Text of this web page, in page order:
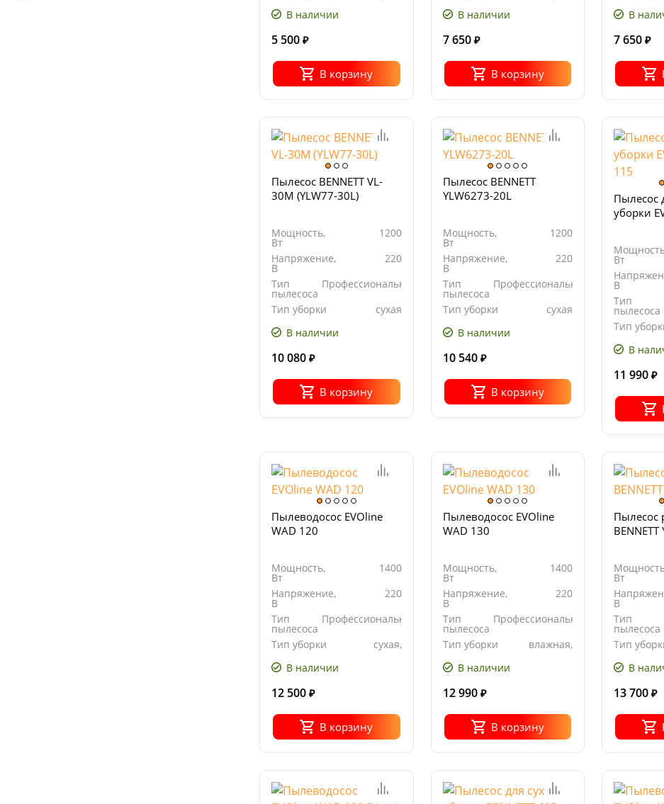
В наличии
5 500 ₽
В корзину
В наличии
7 650 ₽
В корзину
В
7 650 ₽
Пылесос BENNETT VL-
30M (YLW77-30L)
Мощность,
Вт
1200
Напряжение,
В
220
Тип
пылесоса
Профессиональный
Тип уборки
сухая
В наличии
10 080 ₽
В корзину
Пылесос BENNETT
YLW6273-20L
Мощность,
Вт
1200
Напряжение,
В
220
Тип
пылесоса
Профессиональный
Тип уборки
сухая
В наличии
10 540 ₽
В корзину
Пылесос
уборки
Вт
В
Тип
пылесоса
Тип
В
11 990 ₽
Пылеводосос EVOline
WAD 120
Мощность,
Вт
1400
Напряжение,
В
220
Тип
пылесоса
Профессиональный
Тип уборки
сухая,
влажная
В наличии
12 500 ₽
В корзину
Пылеводосос EVOline
WAD 130
Мощность,
Вт
1400
Напряжение,
В
220
Тип
пылесоса
Профессиональный
Тип уборки
влажная,
В наличии
12 990 ₽
В корзину
Пылесос
BENNETT
Вт
В
Тип
пылесоса
Тип
В
13 700 ₽